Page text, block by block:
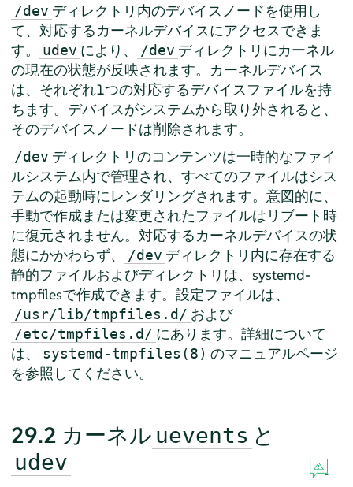
/dev ディレクトリ内のデバイスノードを使用し
て、対応するカーネルデバイスにアクセスできま
す。
udev により、 /dev ディレクトリにカーネル
の現在の状態が反映されます。カーネルデバイス
は、それぞれ1つの対応するデバイスファイルを持
ちます。デバイスがシステムから取り外されると、
そのデバイスノードは削除されます。
/dev ディレクトリのコンテンツは一時的なファイ
ルシステム内で管理され、すべてのファイルはシス
テムの起動時にレンダリングされます。意図的に、
手動で作成または変更されたファイルはリブート時
に復元されません。対応するカーネルデバイスの状
態にかかわらず、
/dev ディレクトリ内に存在する
静的ファイルおよびディレクトリは、systemd-
tmpfilesで作成できます。設定ファイルは、
/usr/lib/tmpfiles.d/ および
/etc/tmpfiles.d/ にあります。詳細について
は、
systemd-tmpfiles(8) のマニュアルページ
を参照してください。
29.2 カーネル uevents と
udev